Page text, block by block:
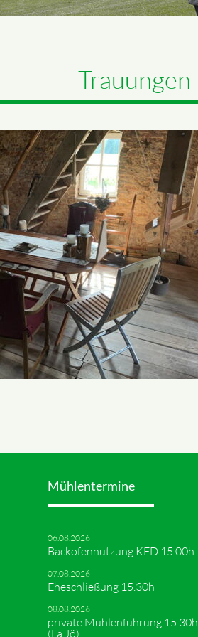
Trauungen
Mühlentermine
06.08.2026
Backofennutzung KFD 15.00h
07.08.2026
Eheschließung 15.30h
08.08.2026
private Mühlenführung 15.30h
(La,Jö)